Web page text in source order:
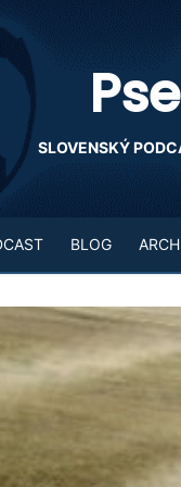
SLOVENSKÝ
BLOG